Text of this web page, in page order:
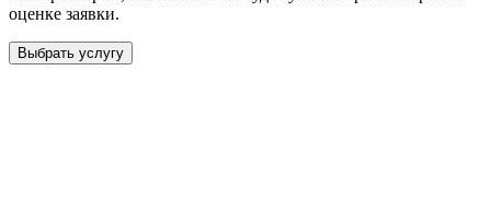
оценке заявки.
Выбрать услугу